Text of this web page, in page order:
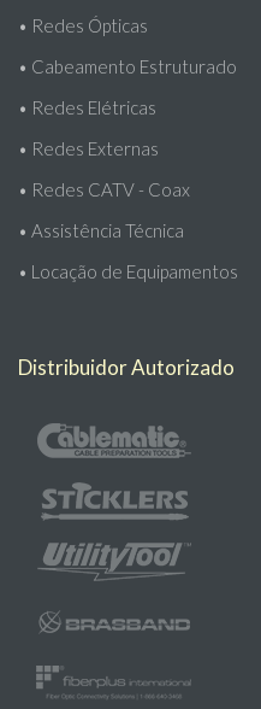
• Redes Ópticas
• Cabeamento Estruturado
• Redes Elétricas
• Redes Externas
• Redes CATV - Coax
• Assistência Técnica
• Locação de Equipamentos
Distribuidor Autorizado